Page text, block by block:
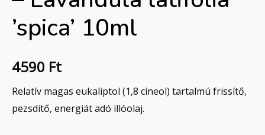
’spica’ 10ml
4590 Ft
Relatív magas eukaliptol (1,8 cineol) tartalmú frissítő,
pezsdítő, energiát adó illóolaj.